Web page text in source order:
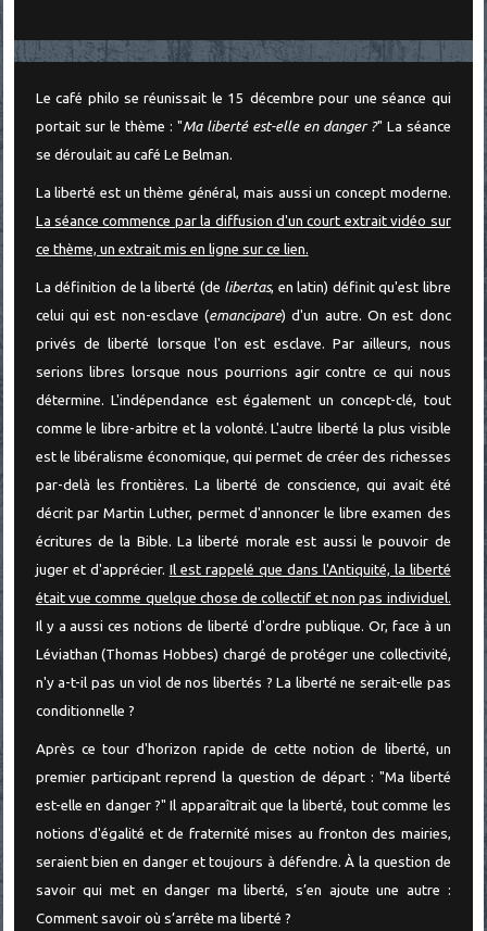
Le café philo se réunissait le 15 décembre pour une séance qui
portait sur le thème : "Ma liberté est-elle en danger ?" La séance
se déroulait au café Le Belman.
La liberté est un thème général, mais aussi un concept moderne.
La séance commence par la diffusion d'un court extrait vidéo sur
ce thème, un extrait mis en ligne sur ce lien.
La définition de la liberté (de libertas, en latin) définit qu'est libre
celui qui est non-esclave (emancipare) d'un autre. On est donc
privés de liberté lorsque l'on est esclave. Par ailleurs, nous
serions libres lorsque nous pourrions agir contre ce qui nous
détermine. L'indépendance est également un concept-clé, tout
comme le libre-arbitre et la volonté. L'autre liberté la plus visible
est le libéralisme économique, qui permet de créer des richesses
par-delà les frontières. La liberté de conscience, qui avait été
décrit par Martin Luther, permet d'annoncer le libre examen des
écritures de la Bible. La liberté morale est aussi le pouvoir de
juger et d'apprécier. Il est rappelé que dans l'Antiquité, la liberté
était vue comme quelque chose de collectif et non pas individuel.
Il y a aussi ces notions de liberté d'ordre publique. Or, face à un
Léviathan (Thomas Hobbes) chargé de protéger une collectivité,
n'y a-t-il pas un viol de nos libertés ? La liberté ne serait-elle pas
conditionnelle ?
Après ce tour d'horizon rapide de cette notion de liberté, un
premier participant reprend la question de départ : "Ma liberté
est-elle en danger ?" Il apparaîtrait que la liberté, tout comme les
notions d'égalité et de fraternité mises au fronton des mairies,
seraient bien en danger et toujours à défendre. À la question de
savoir qui met en danger ma liberté, s’en ajoute une autre :
Comment savoir où s’arrête ma liberté ?